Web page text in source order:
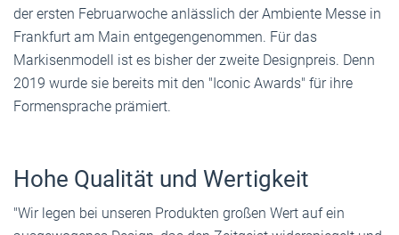
der ersten Februarwoche anlässlich der Ambiente Messe in
Frankfurt am Main entgegengenommen. Für das
Markisenmodell ist es bisher der zweite Designpreis. Denn
2019 wurde sie bereits mit den "Iconic Awards" für ihre
Formensprache prämiert.
Hohe Qualität und Wertigkeit
"Wir legen bei unseren Produkten großen Wert auf ein